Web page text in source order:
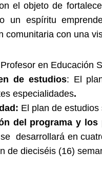
el objeto de
un espíritu
comunitaria con una
Profesor en Educación
de estudios: El
especialidades.
El plan de
del programa y
desarrollará en
de dieciséis (16)